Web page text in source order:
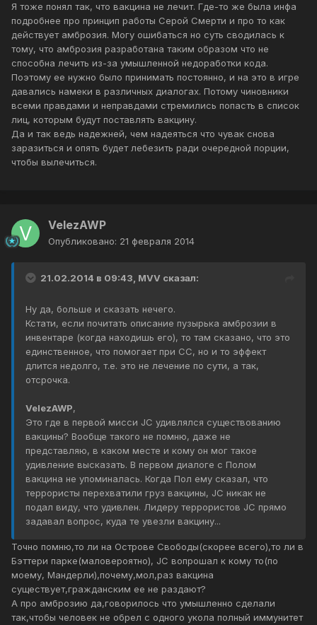
Я тоже понял так, что вакцина не лечит. Где-то же была инфа
подробнее про принцип работы Серой Смерти и про то как
действует амброзия. Могу ошибаться но суть сводилась к
тому, что амброзия разработана таким образом что не
способна лечить из-за умышленной недоработки кода.
Поэтому ее нужно было принимать постоянно, и на это в игре
давались намеки в различных диалогах. Потому чиновники
всеми правдами и неправдами стремились попасть в список
лиц, которым будут поставлять вакцину.
Да и так ведь надежней, чем надеяться что чувак снова
заразиться и опять будет лебезить ради очередной порции,
чтобы вылечиться.
VelezAWP
Опубликовано: 21 февраля 2014
21.02.2014 в 09:43, MVV сказал:
Ну да, больше и сказать нечего.
Кстати, если почитать описание пузырька амброзии в
инвентаре (когда находишь его), то там сказано, что это
единственное, что помогает при СС, но и то эффект
длится недолго, т.е. это не лечение по сути, а так,
отсрочка.
VelezAWP,
Это где в первой мисси JC удивлялся существованию
вакцины? Вообще такого не помню, даже не
представляю, в каком месте и кому он мог такое
удивление высказать. В первом диалоге с Полом
вакцина не упоминалась. Когда Пол ему сказал, что
террористы перехватили груз вакцины, JC никак не
подал виду, что удивлен. Лидеру террористов JC прямо
задавал вопрос, куда те увезли вакцину...
Точно помню,то ли на Острове Свободы(скорее всего),то ли в
Бэттери парке(маловероятно), JC вопрошал к кому то(по
моему, Мандерли),почему,мол,раз вакцина
существует,гражданским ее не раздают?
А про амброзию да,говорилось что умышленно сделали
так,чтобы человек не обрел с одного укола полный иммунитет